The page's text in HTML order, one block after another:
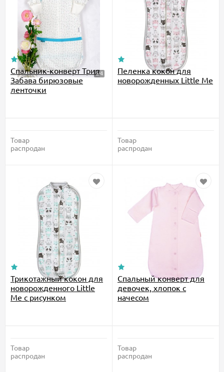
Спальник-конверт Трия
Забава бирюзовые
ленточки
Товар
распродан
Пеленка кокон для
новорожденных Little Me
Товар
распродан
Трикотажный кокон для
новорожденного Little
Me с рисунком
Товар
распродан
Спальный конверт для
девочек, хлопок с
начесом
Товар
распродан